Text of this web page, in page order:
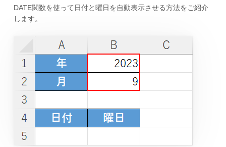
DATE関数を使って日付と曜日を自動表示させる方法をご紹介
します。